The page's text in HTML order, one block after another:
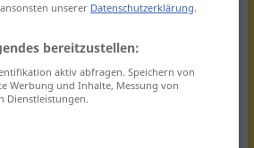
unserer Datenschutzerklärung.
bereitzustellen:
aktiv abfragen. Speichern von
Werbung und Inhalte, Messung von
Dienstleistungen.